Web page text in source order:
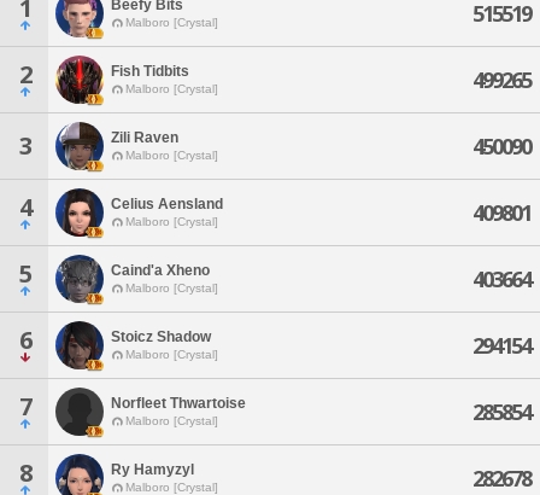
1 Beefy Bits
Malboro [Crystal] 515519
2 Fish Tidbits
Malboro [Crystal] 499265
3 Zili Raven
Malboro [Crystal] 450090
4 Celius Aensland
Malboro [Crystal] 409801
5 Caind'a Xheno
Malboro [Crystal] 403664
6 Stoicz Shadow
Malboro [Crystal] 294154
7 Norfleet Thwartoise
Malboro [Crystal] 285854
8 Ry Hamyzyl
Malboro [Crystal] 282678